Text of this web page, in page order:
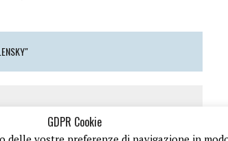
GDPR Cookie